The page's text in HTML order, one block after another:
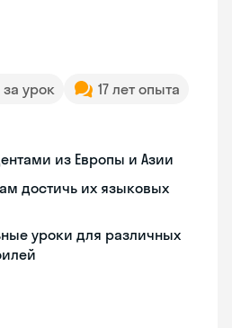
за урок
17 лет опыта
из Европы и Азии
достичь их языковых
уроки для различных